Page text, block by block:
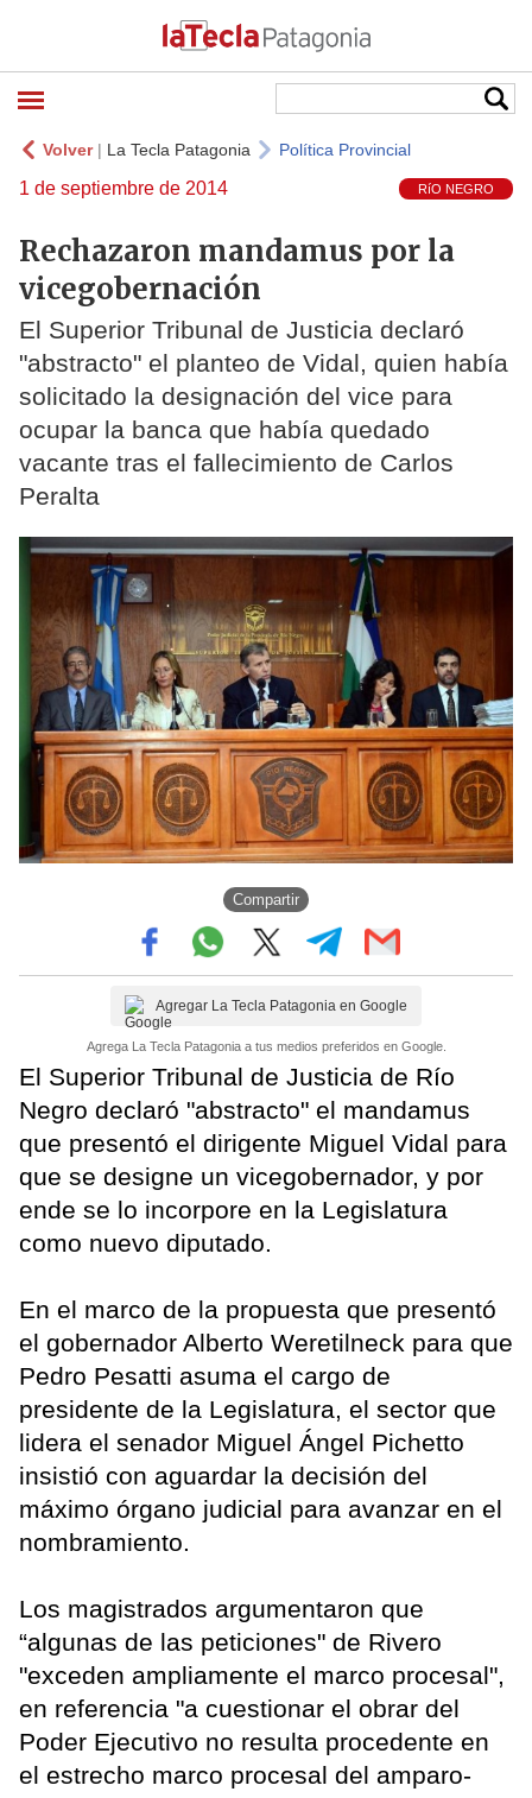
Volver| La Tecla Patagonia Política Provincial
1 de septiembre de 2014 RíO NEGRO
Rechazaron mandamus por la
vicegobernación
El Superior Tribunal de Justicia declaró
"abstracto" el planteo de Vidal, quien había
solicitado la designación del vice para
ocupar la banca que había quedado
vacante tras el fallecimiento de Carlos
Peralta
Compartir
Agregar La Tecla Patagonia en Google
Agrega La Tecla Patagonia a tus medios preferidos en Google.
El Superior Tribunal de Justicia de Río
Negro declaró "abstracto" el mandamus
que presentó el dirigente Miguel Vidal para
que se designe un vicegobernador, y por
ende se lo incorpore en la Legislatura
como nuevo diputado.
En el marco de la propuesta que presentó
el gobernador Alberto Weretilneck para que
Pedro Pesatti asuma el cargo de
presidente de la Legislatura, el sector que
lidera el senador Miguel Ángel Pichetto
insistió con aguardar la decisión del
máximo órgano judicial para avanzar en el
nombramiento.
Los magistrados argumentaron que
“algunas de las peticiones" de Rivero
"exceden ampliamente el marco procesal",
en referencia "a cuestionar el obrar del
Poder Ejecutivo no resulta procedente en
el estrecho marco procesal del amparo-